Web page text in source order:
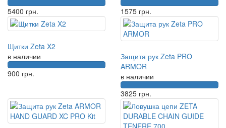
5400 грн.
1575 грн.
Щитки Zeta X2
в наличии
900 грн.
Защита рук Zeta PRO
ARMOR
в наличии
3825 грн.